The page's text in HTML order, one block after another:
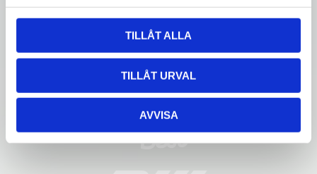
TILLÅT ALLA
TILLÅT URVAL
AVVISA